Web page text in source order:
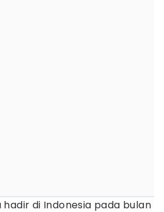
hadir di Indonesia pada bulan